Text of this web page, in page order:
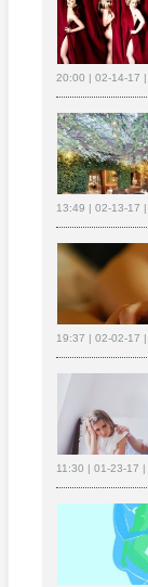
20:00 | 02-14-17 |
13:49 | 02-13-17 |
19:37 | 02-02-17 |
11:30 | 01-23-17 |